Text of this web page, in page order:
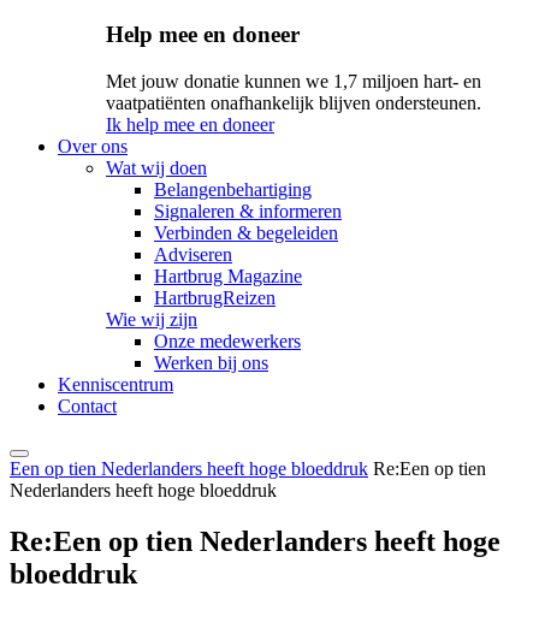
Help mee en doneer
Met jouw donatie kunnen we 1,7 miljoen hart- en
vaatpatiënten onafhankelijk blijven ondersteunen.
Ik help mee en doneer
Over ons
Wat wij doen
Belangenbehartiging
Signaleren & informeren
Verbinden & begeleiden
Adviseren
Hartbrug Magazine
HartbrugReizen
Wie wij zijn
Onze medewerkers
Werken bij ons
Kenniscentrum
Contact
Een op tien Nederlanders heeft hoge bloeddruk Re:Een op tien
Nederlanders heeft hoge bloeddruk
Re:Een op tien Nederlanders heeft hoge
bloeddruk